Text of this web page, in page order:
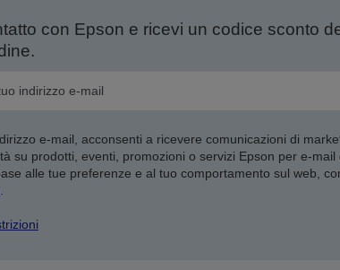
con Epson e ricevi un codice sconto
e-mail, acconsenti a ricevere comunicazioni di
su prodotti, eventi, promozioni o servizi Epson per e-
alle tue preferenze e al tuo comportamento sul web,